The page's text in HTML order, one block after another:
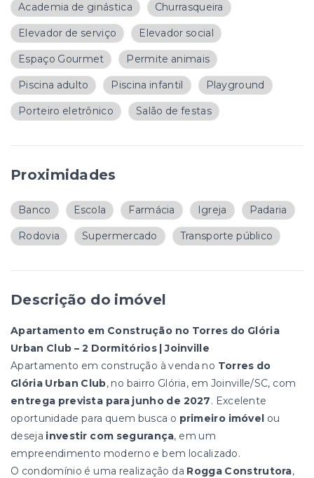
Academia de ginástica Churrasqueira
Elevador de serviço Elevador social
Espaço Gourmet Permite animais
Piscina adulto Piscina infantil Playground
Porteiro eletrônico Salão de festas
Proximidades
Banco Escola Farmácia Igreja Padaria
Rodovia Supermercado Transporte público
Descrição do imóvel
Apartamento em Construção no Torres do Glória
Urban Club – 2 Dormitórios | Joinville
Apartamento em construção à venda no Torres do
Glória Urban Club, no bairro Glória, em Joinville/SC, com
entrega prevista para junho de 2027. Excelente
oportunidade para quem busca o primeiro imóvel ou
deseja investir com segurança, em um
empreendimento moderno e bem localizado.
O condomínio é uma realização da Rogga Construtora,